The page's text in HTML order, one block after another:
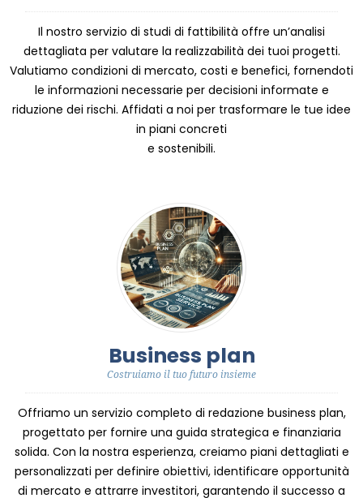
Il nostro servizio di studi di fattibilità offre un’analisi
dettagliata per valutare la realizzabilità dei tuoi progetti.
Valutiamo condizioni di mercato, costi e benefici, fornendoti
le informazioni necessarie per decisioni informate e
riduzione dei rischi. Affidati a noi per trasformare le tue idee
in piani concreti
e sostenibili.
Business plan
Costruiamo il tuo futuro insieme
Offriamo un servizio completo di redazione business plan,
progettato per fornire una guida strategica e finanziaria
solida. Con la nostra esperienza, creiamo piani dettagliati e
personalizzati per definire obiettivi, identificare opportunità
di mercato e attrarre investitori, garantendo il successo a